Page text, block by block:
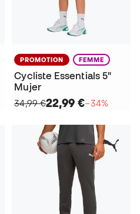
PROMOTION FEMME
Cycliste Essentials 5"
Mujer
34,99 €22,99 €−34%